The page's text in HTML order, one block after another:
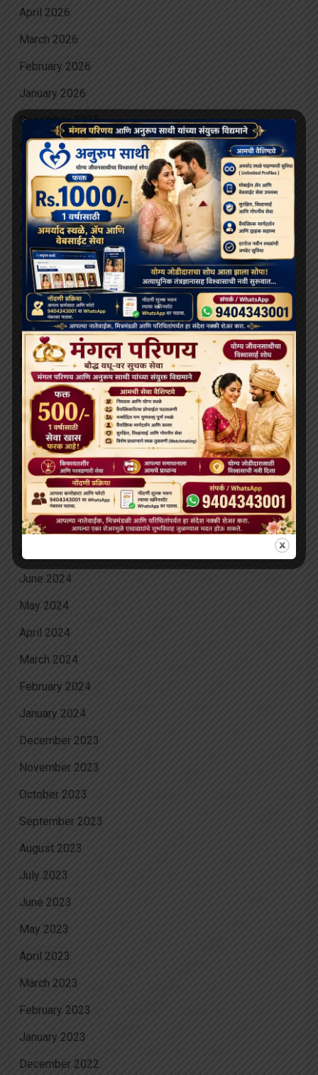
April 2026
March 2026
February 2026
January 2026
December 2025
November 2025
October 2025
September 2025
August 2025
July 2025
June 2025
May 2025
April 2025
March 2025
February 2025
January 2025
December 2024
November 2024
October 2024
September 2024
June 2024
May 2024
April 2024
March 2024
February 2024
January 2024
December 2023
November 2023
October 2023
September 2023
August 2023
July 2023
June 2023
May 2023
April 2023
March 2023
February 2023
January 2023
December 2022